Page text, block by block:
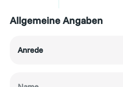
Allgemeine Angaben